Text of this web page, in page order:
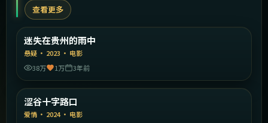
查看更多
精选
迷失在贵州的雨中
悬疑 · 2023 · 电影
38万
1万 3年前
精选
涩谷十字路口
爱情 · 2024· 电影